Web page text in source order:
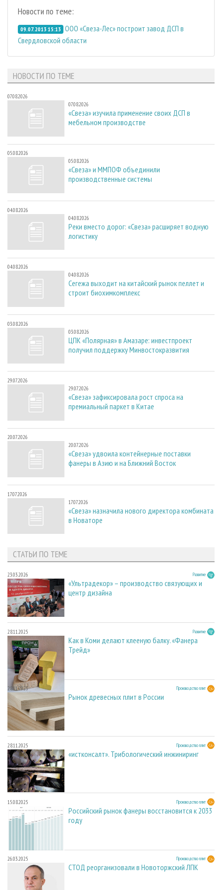
Новости по теме:
09.07.2013 15:13 ООО «Свеза-Лес» построит завод ДСП в
Свердловской области
НОВОСТИ ПО ТЕМЕ
07.08.2026
07.08.2026
«Свеза» изучила применение своих ДСП в
мебельном производстве
05.08.2026
05.08.2026
«Свеза» и ММПОФ объединили
производственные системы
04.08.2026
04.08.2026
Реки вместо дорог: «Свеза» расширяет водную
логистику
04.08.2026
04.08.2026
Сегежа выходит на китайский рынок пеллет и
строит биохимкомплекс
03.08.2026
03.08.2026
ЦПК «Полярная» в Амазаре: инвестпроект
получил поддержку Минвостокразвития
29.07.2026
29.07.2026
«Свеза» зафиксировала рост спроса на
премиальный паркет в Китае
20.07.2026
20.07.2026
«Свеза» удвоила контейнерные поставки
фанеры в Азию и на Ближний Восток
17.07.2026
17.07.2026
«Свеза» назначила нового директора комбината
в Новаторе
СТАТЬИ ПО ТЕМЕ
23.03.2026 Развитие
«Ультрадекор» – производство связующих и
центр дизайна
28.11.2025 Развитие
Как в Коми делают клееную балку. «Фанера
Трейд»
28.11.2025 Производство плит
Рынок древесных плит в России
28.11.2025 Производство плит
«истконсалт». Трибологический инжиниринг
15.08.2025 Производство плит
Российский рынок фанеры восстановится к 2033
году
26.03.2025 Производство плит
СТОД реорганизовали в Новоторжский ЛПК